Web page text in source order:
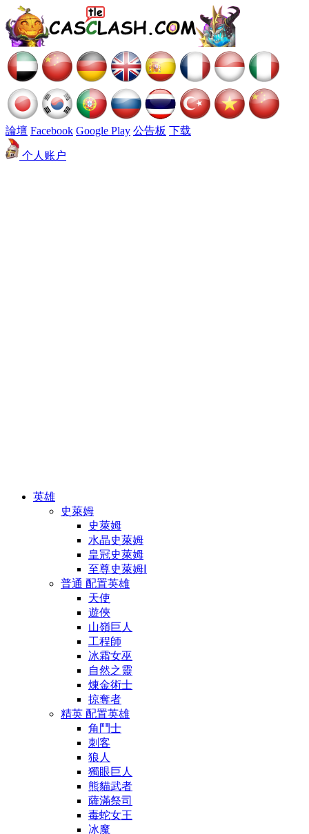
論壇 Facebook Google Play 公告板 下载
个人账户
英雄
史萊姆
史萊姆
水晶史萊姆
皇冠史萊姆
至尊史萊姆Ⅰ
普通 配置英雄
天使
遊俠
山嶺巨人
工程師
冰霜女巫
自然之靈
煉金術士
掠奪者
精英 配置英雄
角鬥士
刺客
狼人
獨眼巨人
熊貓武者
薩滿祭司
毒蛇女王
冰魔